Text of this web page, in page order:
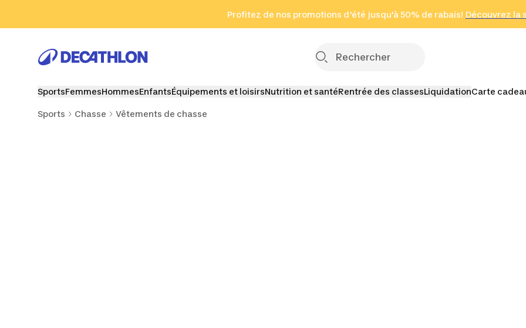
Aller au pied de page
Profitez de nos promotions d'été jusqu'à 50% de rabais! Découvrez la
Cliquez ici
en seulement 2
(Zones sélectionnées)
SportsFemmesHommesEnfantsÉquipements et loisirsNutrition et santéRentrée des classesLiquidationCarte
Sports Chasse Vêtements de chasse